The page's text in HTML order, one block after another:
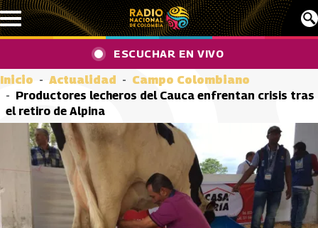
Pasar al contenido principal
ESCUCHAR EN VIVO
Inicio Actualidad
Campo Colombiano
Productores lecheros del Cauca enfrentan crisis tras
el retiro de Alpina